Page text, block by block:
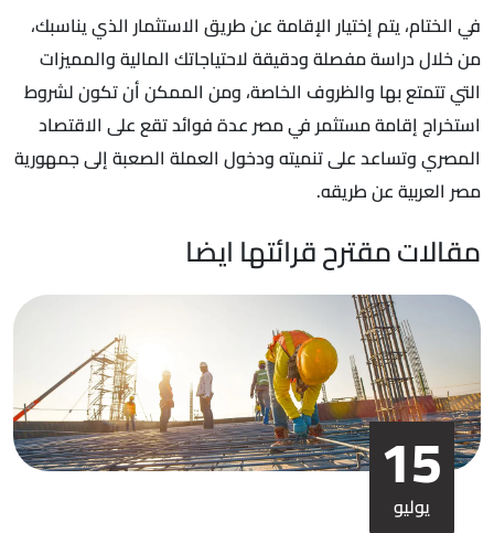
في الختام، يتم إختيار الإقامة عن طريق الاستثمار الذي يناسبك،
من خلال دراسة مفصلة ودقيقة لاحتياجاتك المالية والمميزات
التي تتمتع بها والظروف الخاصة، ومن الممكن أن تكون لشروط
استخراج إقامة مستثمر في مصر عدة فوائد تقع على الاقتصاد
المصري وتساعد على تنميته ودخول العملة الصعبة إلى جمهورية
مصر العربية عن طريقه.
مقالات مقترح قرائتها ايضا
15
يوليو